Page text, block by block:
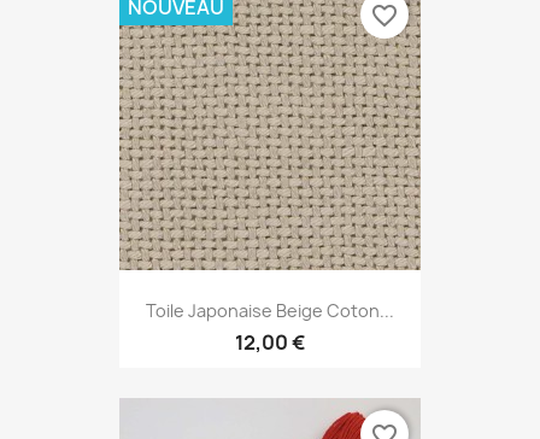
Toile Japonaise Beige Coton...
12,00 €
NOUVEAU favorite_border